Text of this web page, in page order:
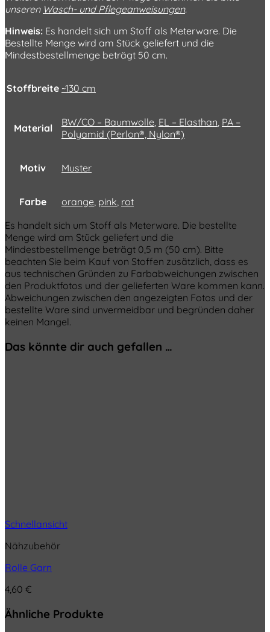
unseren Wasch- und Pflegeanweisungen.
Hinweis: Es handelt sich um Stoff als Meterware. Die
Bestellte Menge wird am Stück geliefert und die
Mindestbestellmenge beträgt 50 cm.
Stoffbreite ~130 cm
Material BW/CO – Baumwolle EL – Elasthan PA –
Polyamid (Perlon®, Nylon®)
Motiv Muster
Farbe orange pink rot
Es handelt sich um Stoff als Meterware. Die bestellte
Menge wird am Stück geliefert und die
Mindestbestellmenge beträgt 0,5 m (50 cm). Bitte
beachten Sie beim Kauf von Stoffen zusätzlich, dass es
aus technischen Gründen zu Farbabweichungen zwischen
den Produktfotos und der gelieferten Ware kommen kann.
Abweichungen zwischen den angezeigten Fotos und der
bestellte Ware sind unvermeidbar und begründen daher
keinen Mangel.
Das könnte dir auch gefallen …
Schnellansicht
Nähzubehör
Rolle Garn
4,60 €
Ähnliche Produkte